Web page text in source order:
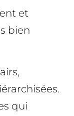
et
bien
qui